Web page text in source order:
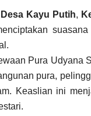
Desa Kayu Putih,
Pura Udyana
pura,
Keaslian ini